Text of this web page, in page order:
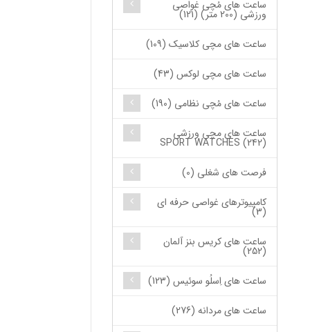
ساعت های مُچی غواصی
ورزشی (200 متر) (121)
ساعت های مچی کلاسیک (109)
ساعت های مچی لوکس (43)
ساعت های مُچی نظامی (190)
ساعت های مچی ورزشی
SPORT WATCHES (242)
فرصت های شغلی (0)
کامپیوترهای غواصی حرفه ای
(3)
ساعت های کریس بنز آلمان
(252)
ساعت های اِسلُو سوئیس (123)
ساعت های مردانه (276)